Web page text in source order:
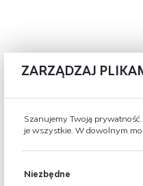
ZARZĄDZAJ
Szanujemy Twoją
je wszystkie. W dowolnym
Niezbędne